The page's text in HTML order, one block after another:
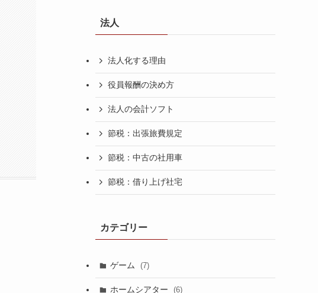
法人
法人化する理由
役員報酬の決め方
法人の会計ソフト
節税：出張旅費規定
節税：中古の社用車
節税：借り上げ社宅
カテゴリー
ゲーム (7)
ホームシアター (6)